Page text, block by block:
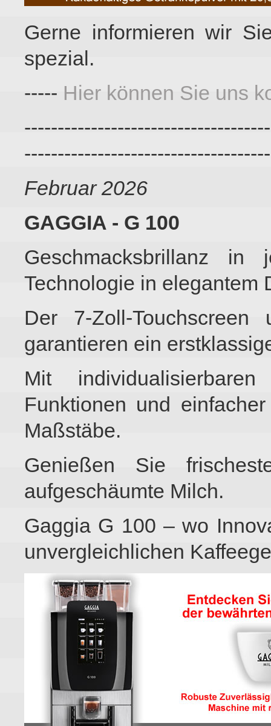
Gerne informieren wir
spezial.
----- Hier können Sie uns
Februar 2026
GAGGIA - G 100
Geschmacksbrillanz in
Technologie in elegantem
Der 7-Zoll-Touchscreen
garantieren ein
Mit
Funktionen und
Maßstäbe.
Genießen Sie
aufgeschäumte Milch.
Gaggia G 100 – wo
unvergleichlichen